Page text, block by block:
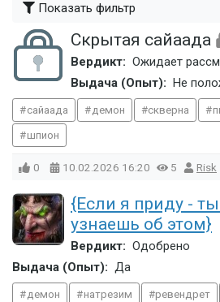
Показать фильтр
Скрытая сайаада
Вердикт: Ожидает
Выдача (Опыт):
Не
сайаада демон скверна
шпион
0 10.02.2026 16:20 5 Risk
{Если я приду -
узнаешь об этом}
Вердикт: Одобрено
Выдача (Опыт): Да
демон натрезим ревендрет